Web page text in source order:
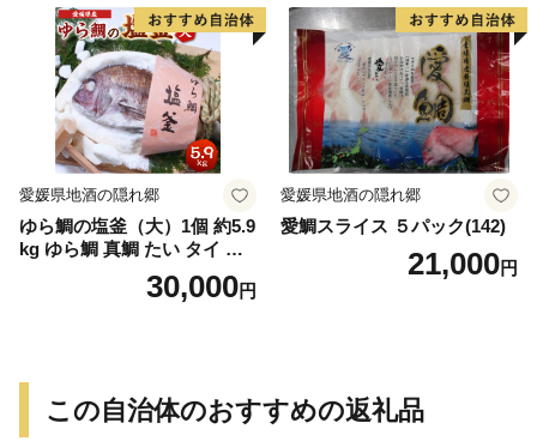
り寄せグルメ 愛知県 小牧市
送料無料
取り寄せグルメ 魚醤 ナンプ
ラー 愛知県 小牧市 冷凍 送料
無料
愛媛県地酒の隠れ郷
ゆら鯛の塩釜（大）1個 約5.9
kg ゆら鯛 真鯛 たい タイ 鯛
塩釜焼き 塩釜 魚 魚介類 海鮮
祝い事 お祝い ハレの日 食品
30,000円
愛媛県地酒の隠れ郷
愛鯛スライス ５パック(142)
21,000円
この自治体のおすすめの返礼品